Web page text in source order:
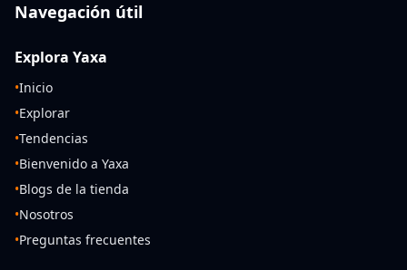
Navegación útil
Explora Yaxa
•Inicio
•Explorar
•Tendencias
•Bienvenido a Yaxa
•Blogs de la tienda
•Nosotros
•Preguntas frecuentes